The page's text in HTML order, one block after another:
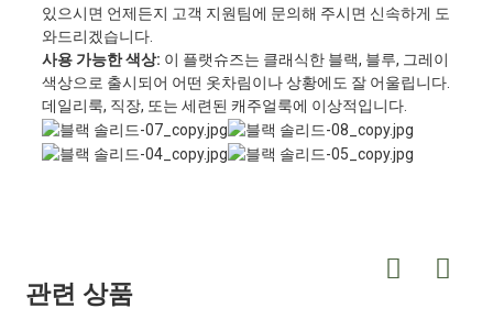
있으시면 언제든지 고객 지원팀에 문의해 주시면 신속하게 도
와드리겠습니다.
사용 가능한 색상: 이 플랫슈즈는 클래식한 블랙, 블루, 그레이
색상으로 출시되어 어떤 옷차림이나 상황에도 잘 어울립니다.
데일리룩, 직장, 또는 세련된 캐주얼룩에 이상적입니다.
관련 상품